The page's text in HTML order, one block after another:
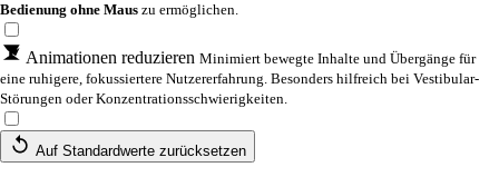
Bedienung ohne Maus zu ermöglichen.
Animationen reduzieren Minimiert bewegte Inhalte und Übergänge für
eine ruhigere, fokussiertere Nutzererfahrung. Besonders hilfreich bei Vestibular-
Störungen oder Konzentrationsschwierigkeiten.
Auf Standardwerte zurücksetzen